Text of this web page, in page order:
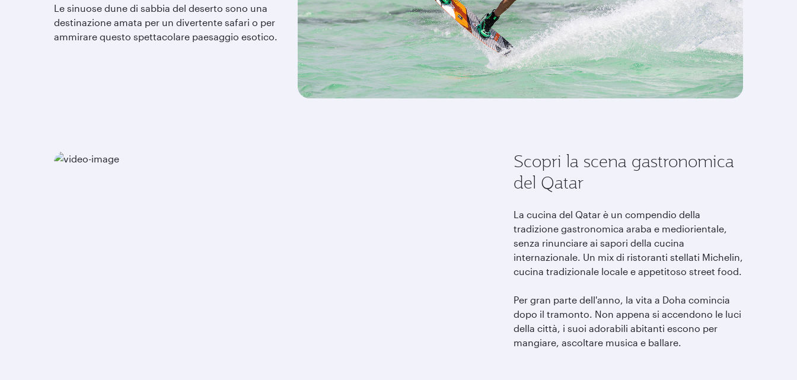
Le sinuose dune di sabbia del deserto sono una
destinazione amata per un divertente safari o per
ammirare questo spettacolare paesaggio esotico.
Scopri la scena gastronomica
del Qatar
La cucina del Qatar è un compendio della
tradizione gastronomica araba e mediorientale,
senza rinunciare ai sapori della cucina
internazionale. Un mix di ristoranti stellati Michelin,
cucina tradizionale locale e appetitoso street food.
Per gran parte dell'anno, la vita a Doha comincia
dopo il tramonto. Non appena si accendono le luci
della città, i suoi adorabili abitanti escono per
mangiare, ascoltare musica e ballare.